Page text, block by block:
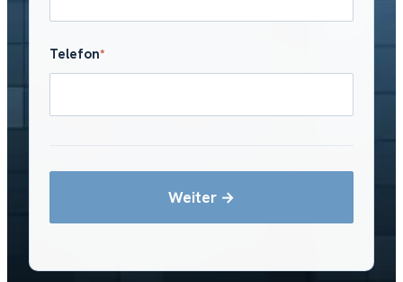
Telefon*
Weiter